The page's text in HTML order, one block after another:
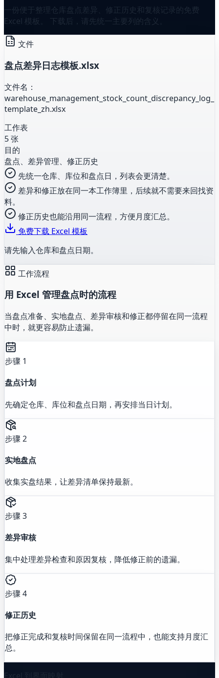
一份便于整理仓库盘点差异、修正历史和复核记录的免费
Excel 模板。 下载后，请先统一主要列的含义。
文件
盘点差异日志模板.xlsx
文件名：
warehouse_management_stock_count_discrepancy_log_
template_zh.xlsx
工作表
5 张
目的
盘点、差异管理、修正历史
先统一仓库、库位和盘点日，列表会更清楚。
差异和修正放在同一本工作簿里，后续就不需要来回找资
料。
修正历史也能沿用同一流程，方便月度汇总。
免费下载 Excel 模板
请先输入仓库和盘点日期。
工作流程
用 Excel 管理盘点时的流程
当盘点准备、实地盘点、差异审核和修正都停留在同一流程
中时，就更容易防止遗漏。
步骤 1
盘点计划
先确定仓库、库位和盘点日期，再安排当日计划。
步骤 2
实地盘点
收集实盘结果，让差异清单保持最新。
步骤 3
差异审核
集中处理差异检查和原因复核，降低修正前的遗漏。
步骤 4
修正历史
把修正完成和复核时间保留在同一流程中，也能支持月度汇
总。
Excel 到界面映射